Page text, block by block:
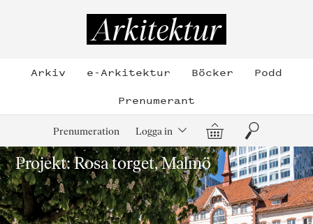
Arkiv e-Arkitektur Böcker
Podd
Prenumerant
Prenumeration Logga in Varukorg
Sök
Projekt: Rosa torget, Malmö